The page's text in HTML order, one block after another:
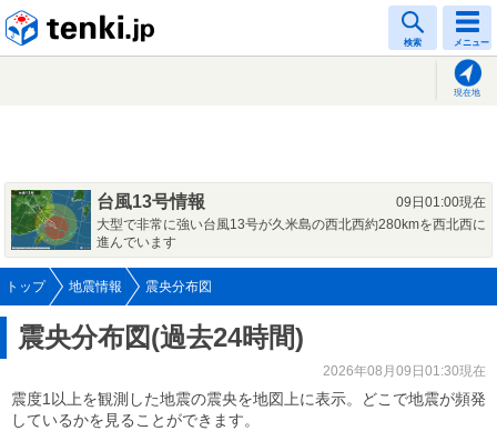
検索 メニュー
現在地
台風13号情報
09日01:00現在
大型で非常に強い台風13号が久米島の西北西約280kmを西北西に
進んでいます
トップ 地震情報 震央分布図
震央分布図(過去24時間)
2026年08月09日01:30現在
震度1以上を観測した地震の震央を地図上に表示。どこで地震が頻発
しているかを見ることができます。